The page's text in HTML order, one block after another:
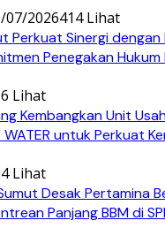
07/2026414 Lihat
Perkuat Sinergi dengan
Penegakan
Lihat
Kembangkan Unit
WATER untuk Perkuat
Lihat
Desak Pertamina
Panjang BBM di